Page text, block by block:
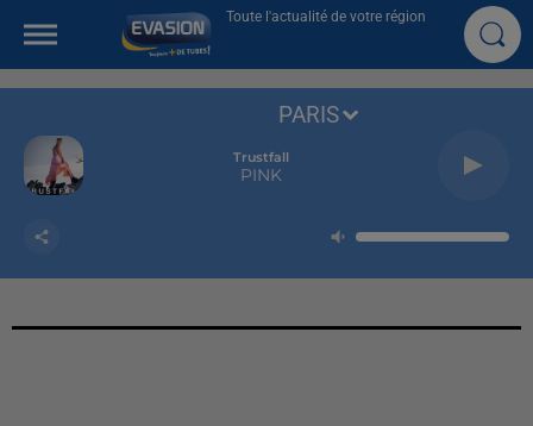
Toute l'actualité de votre région
Trustfall
PINK
PARIS